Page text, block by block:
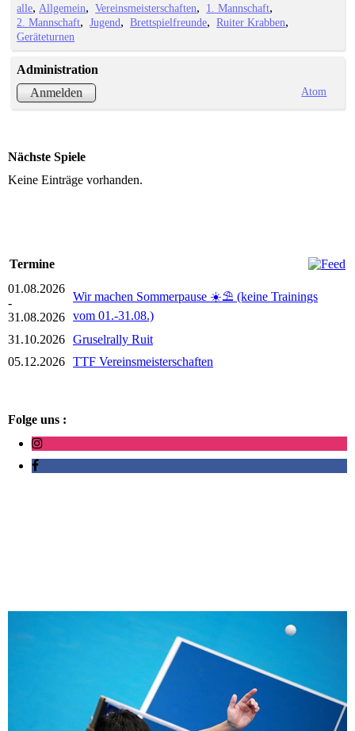
alle Allgemein Vereinsmeisterschaften
1. Mannschaft
2. Mannschaft
Jugend Brettspielfreunde
Ruiter Krabben
Geräteturnen
Administration
Anmelden
Atom
Nächste Spiele
Keine Einträge vorhanden.
Termine
01.08.2026
-
31.08.2026
Wir machen Sommerpause ☀️⛱️ (keine Trainings
vom 01.-31.08.)
31.10.2026 Gruselrally Ruit
05.12.2026 TTF Vereinsmeisterschaften
Folge uns :